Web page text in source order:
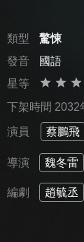
類型
驚悚
發音
國語
星等
下架時間 2032
演員 蔡鵬飛
導演 魏冬雷
編劇 趙毓丞